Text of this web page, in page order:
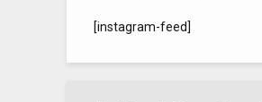
[insta­gram-feed]